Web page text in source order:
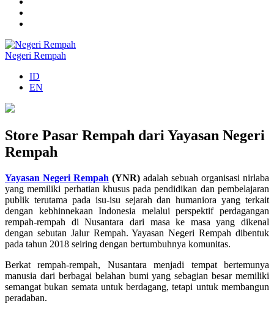
Negeri Rempah
ID
EN
Store Pasar Rempah dari Yayasan Negeri
Rempah
Yayasan Negeri Rempah (YNR) adalah sebuah organisasi nirlaba
yang memiliki perhatian khusus pada pendidikan dan pembelajaran
publik terutama pada isu-isu sejarah dan humaniora yang terkait
dengan kebhinnekaan Indonesia melalui perspektif perdagangan
rempah-rempah di Nusantara dari masa ke masa yang dikenal
dengan sebutan Jalur Rempah. Yayasan Negeri Rempah dibentuk
pada tahun 2018 seiring dengan bertumbuhnya komunitas.
Berkat rempah-rempah, Nusantara menjadi tempat bertemunya
manusia dari berbagai belahan bumi yang sebagian besar memiliki
semangat bukan semata untuk berdagang, tetapi untuk membangun
peradaban.